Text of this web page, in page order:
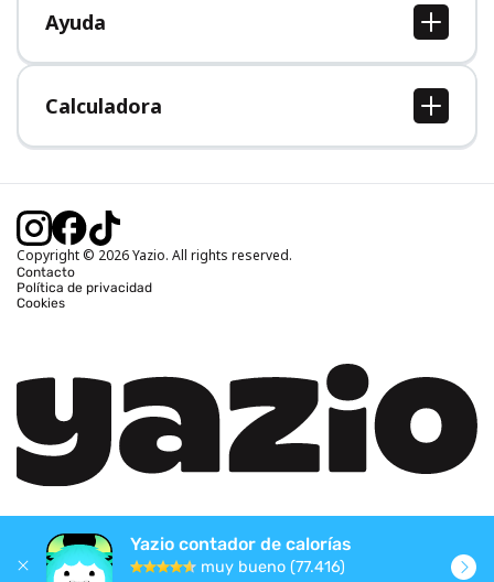
Ayuda
Centro de ayuda
Calculadora
Calcular IMC
Calcular peso ideal
Calcular calorías quemadas
Copyright © 2026 Yazio. All rights reserved.
Contacto
Política de privacidad
Cookies
Yazio contador de calorías
muy bueno (77.416)